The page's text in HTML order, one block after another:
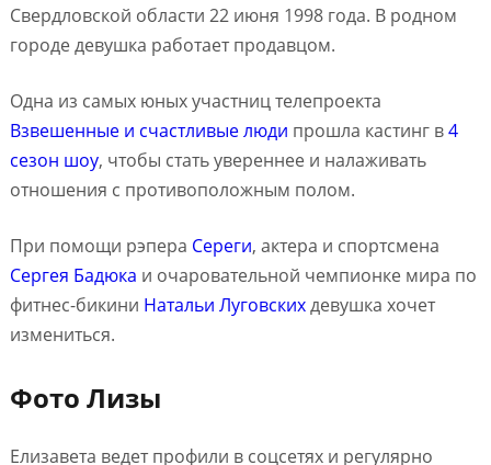
Свердловской области 22 июня 1998 года. В родном
городе девушка работает продавцом.
Одна из самых юных участниц телепроекта
Взвешенные и счастливые люди прошла кастинг в4
сезон шоу, чтобы стать увереннее и налаживать
отношения с противоположным полом.
При помощи рэпера Сереги, актера и спортсмена
Сергея Бадюка и очаровательной чемпионке мира по
фитнес-бикини Натальи Луговскихдевушка хочет
измениться.
Фото Лизы
Елизавета ведет профили в соцсетях и регулярно